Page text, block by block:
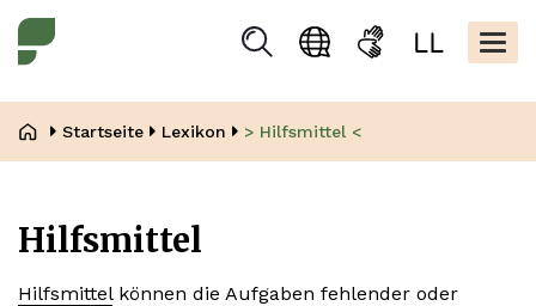
Inhalt
SuchenSprachauswahl
Gebärdensprache
Leicht
Startseite Lexikon > Hilfsmittel <
Hilfsmittel
Hilfsmittelkönnen die Aufgaben fehlender oder